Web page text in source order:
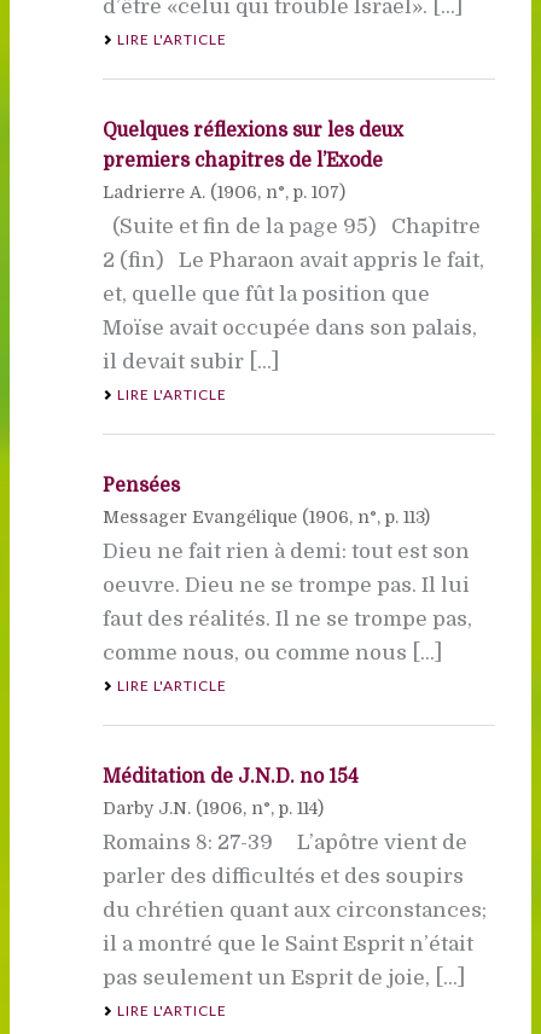
d’être «celui qui trouble Israël». [...]
LIRE L'ARTICLE
Quelques réflexions sur les deux
premiers chapitres de l’Exode
Ladrierre A. (1906, n°, p. 107)
(Suite et fin de la page 95) Chapitre
2 (fin) Le Pharaon avait appris le fait,
et, quelle que fût la position que
Moïse avait occupée dans son palais,
il devait subir [...]
LIRE L'ARTICLE
Pensées
Messager Evangélique (1906, n°, p. 113)
Dieu ne fait rien à demi: tout est son
oeuvre. Dieu ne se trompe pas. Il lui
faut des réalités. Il ne se trompe pas,
comme nous, ou comme nous [...]
LIRE L'ARTICLE
Méditation de J.N.D. no 154
Darby J.N. (1906, n°, p. 114)
Romains 8: 27-39 L’apôtre vient de
parler des difficultés et des soupirs
du chrétien quant aux circonstances;
il a montré que le Saint Esprit n’était
pas seulement un Esprit de joie, [...]
LIRE L'ARTICLE